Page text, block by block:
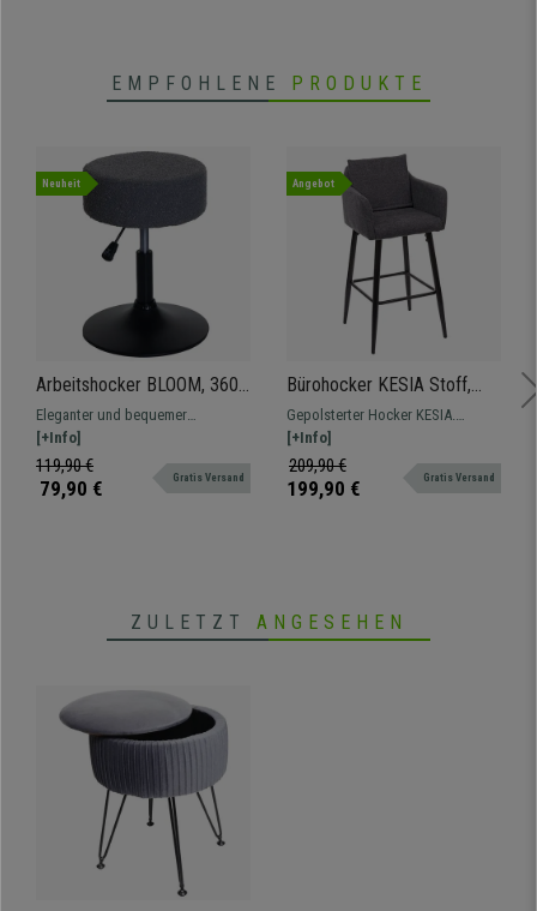
EMPFOHLENE PRODUKTE
Neuheit
Arbeitshocker BLOOM, 360º
drehbar, höhenverstellbar,
bequem gepolstert, Bouclé-
Stoffbezug, Farbe
Dunkelgrau
Eleganter und bequemer
Drehhocker, vielseitig einsetzbar,
mit Stoffbezug und Trompetenfuß
aus robustem Stahl.
[+Info]
119,90 €
79,90 € Gratis Versand
Angebot
Bürohocker KESIA Stoff,
modernes und
anspruchsvolles Design,
dichte Polsterung,
Dunkelgrau
Gepolsterter Hocker KESIA.
Metallgestell, bequeme Sitzfläche
und Rückenlehne mit großer
Polsterung, bezogen mit
[+Info]
209,90 €
199,90 € Gratis Versand
ZULETZT ANGESEHEN